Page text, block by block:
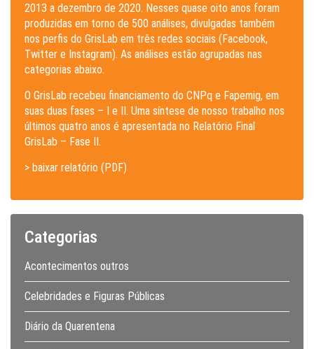
2013 a dezembro de 2020. Nesses quase oito anos foram
produzidas em torno de 500 análises, divulgadas também
nos perfis do GrisLab em três redes sociais (Facebook,
Twitter e Instagram). As análises estão agrupadas nas
categorias abaixo.
O GrisLab recebeu financiamento do CNPq e Fapemig, em
suas duas fases – I e II. Uma síntese de nosso trabalho nos
últimos quatro anos é apresentada no Relatório Final
GrisLab – Fase II.
> baixar relatório (PDF)
Categorias
Acontecimentos outros
Celebridades e Figuras Públicas
Diário da Quarentena